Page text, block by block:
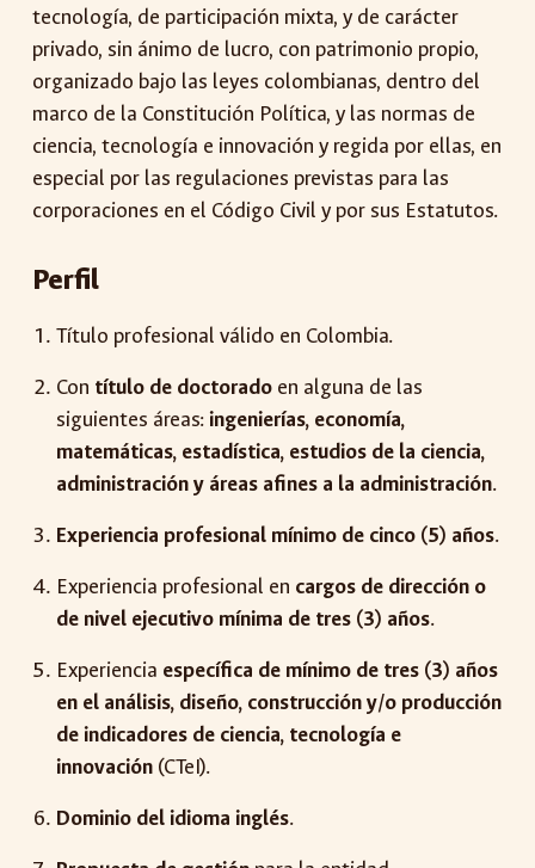
tecnología, de participación mixta, y de carácter
privado, sin ánimo de lucro, con patrimonio propio,
organizado bajo las leyes colombianas, dentro del
marco de la Constitución Política, y las normas de
ciencia, tecnología e innovación y regida por ellas, en
especial por las regulaciones previstas para las
corporaciones en el Código Civil y por sus Estatutos.
Perfil
Título profesional válido en Colombia.
Con título de doctorado en alguna de las
siguientes áreas:ingenierías, economía,
matemáticas, estadística, estudios de la ciencia,
administración y áreas afines a la administración.
Experiencia profesional mínimo de cinco (5) años.
Experiencia profesional en cargos de dirección o
de nivel ejecutivo mínima de tres (3) años.
Experiencia específica de mínimo de tres (3) años
en el análisis, diseño, construcción y/o producción
de indicadores de ciencia, tecnología e
innovación (CTeI).
Dominio del idioma inglés.